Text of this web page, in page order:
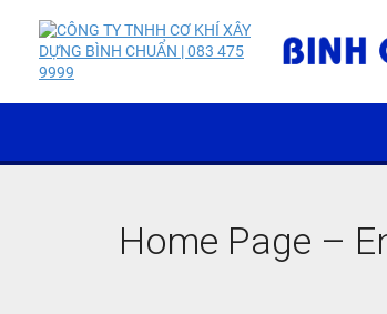
Home Page –